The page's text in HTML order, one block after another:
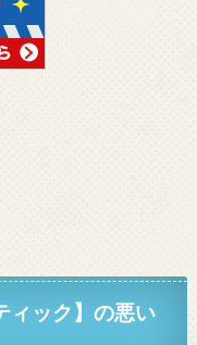
ィック】の悪い